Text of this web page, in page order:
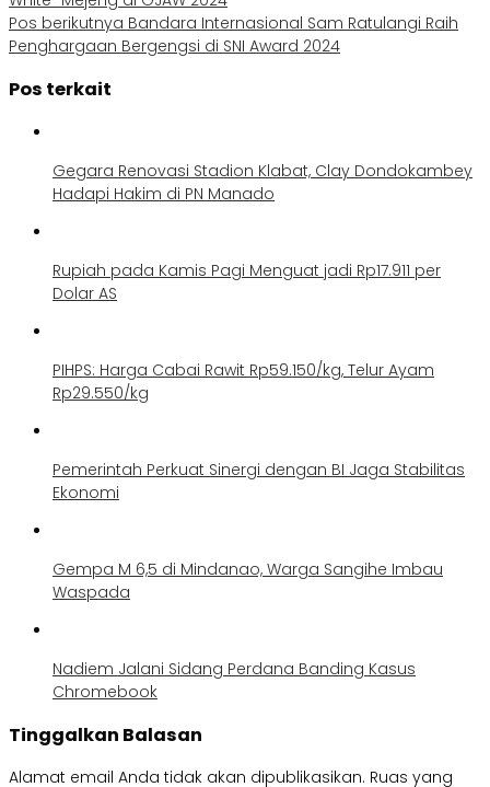
Pos berikutnya Bandara Internasional Sam Ratulangi Raih
Penghargaan Bergengsi di SNI Award 2024
Pos terkait
Gegara Renovasi Stadion Klabat, Clay Dondokambey
Hadapi Hakim di PN Manado
Rupiah pada Kamis Pagi Menguat jadi Rp17.911 per
Dolar AS
PIHPS: Harga Cabai Rawit Rp59.150/kg, Telur Ayam
Rp29.550/kg
Pemerintah Perkuat Sinergi dengan BI Jaga Stabilitas
Ekonomi
Gempa M 6,5 di Mindanao, Warga Sangihe Imbau
Waspada
Nadiem Jalani Sidang Perdana Banding Kasus
Chromebook
Tinggalkan Balasan
Alamat email Anda tidak akan dipublikasikan. Ruas yang